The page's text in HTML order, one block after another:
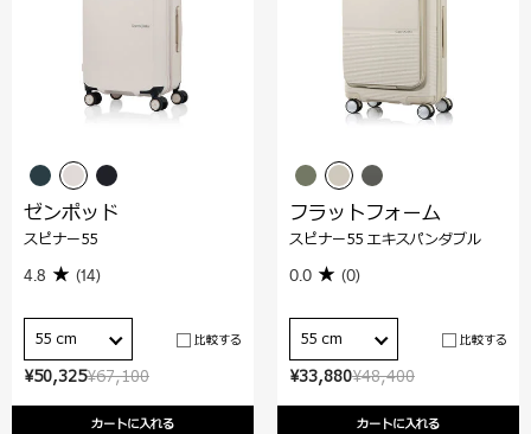
¥67,100
¥50,325
カートに入れる
ゼンポッド
スピナー55
4.8 (14)
55 cm 比較する
¥48,400
¥33,880
カートに入れる
フラットフォーム
スピナー55 エキスパンダブル
0.0 (0)
55 cm 比較する